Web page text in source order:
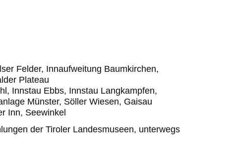
Felder, Innaufweitung Baumkirchen,
Plateau
Innstau Ebbs, Innstau Langkampfen,
Münster, Söller Wiesen, Gaisau
Inn, Seewinkel
der Tiroler Landesmuseen, unterwegs